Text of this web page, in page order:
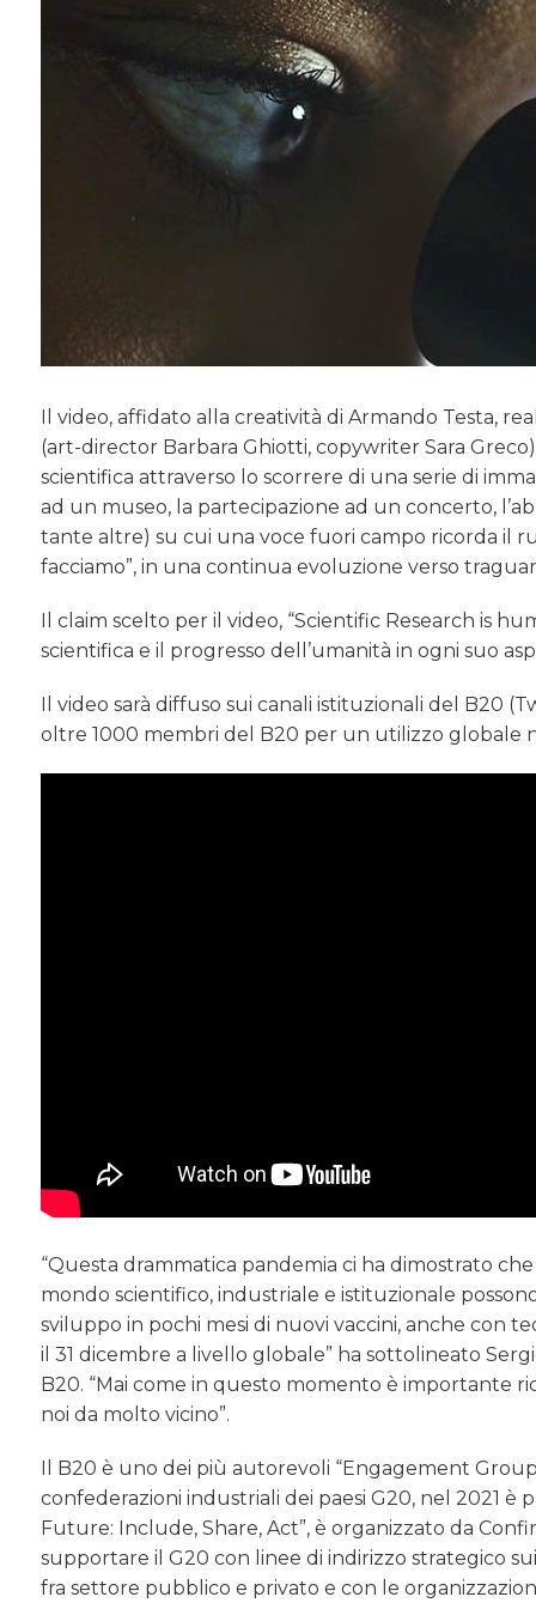
Il video, affidato alla creatività di Armando Testa,
(art-director Barbara Ghiotti, copywriter Sara
scientifica attraverso lo scorrere di una serie di
ad un museo, la partecipazione ad un concerto,
tante altre) su cui una voce fuori campo ricorda il
facciamo”, in una continua evoluzione verso
Il claim scelto per il video, “Scientific Research is
scientifica e il progresso dell’umanità in ogni suo
Il video sarà diffuso sui canali istituzionali del B20
oltre 1000 membri del B20 per un utilizzo globale
“Questa drammatica pandemia ci ha dimostrato
mondo scientifico, industriale e istituzionale
sviluppo in pochi mesi di nuovi vaccini, anche con
il 31 dicembre a livello globale” ha sottolineato
B20. “Mai come in questo momento è importante
noi da molto vicino”.
Il B20 è uno dei più autorevoli “Engagement
confederazioni industriali dei paesi G20, nel 2021 è
Future: Include, Share, Act”, è organizzato da
supportare il G20 con linee di indirizzo strategico
fra settore pubblico e privato e con le